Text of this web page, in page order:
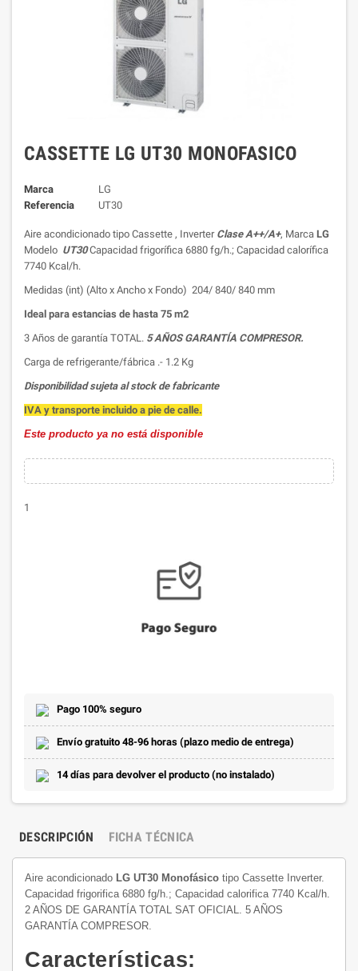
CASSETTE LG UT30 MONOFASICO
Marca
LG
Referencia
UT30
Aire acondicionado tipo Cassette , Inverter Clase A++/A+, Marca LG
Modelo UT30 Capacidad frigorífica 6880 fg/h.; Capacidad calorífica
7740 Kcal/h.
Medidas (int) (Alto x Ancho x Fondo) 204/ 840/ 840 mm
Ideal para estancias de hasta 75 m2
3 Años de garantía TOTAL. 5 AÑOS GARANTÍA COMPRESOR.
Carga de refrigerante/fábrica .- 1.2 Kg
Disponibilidad sujeta al stock de fabricante
IVA y transporte incluido a pie de calle.
Este producto ya no está disponible
1
Pago 100% seguro
Envío gratuito 48-96 horas (plazo medio de entrega)
14 días para devolver el producto (no instalado)
DESCRIPCIÓN FICHA TÉCNICA
Aire acondicionado LG UT30 Monofásico tipo Cassette Inverter.
Capacidad frigorifica 6880 fg/h.; Capacidad calorifica 7740 Kcal/h.
2 AÑOS DE GARANTÍA TOTAL SAT OFICIAL. 5 AÑOS
GARANTÍA COMPRESOR.
Características: